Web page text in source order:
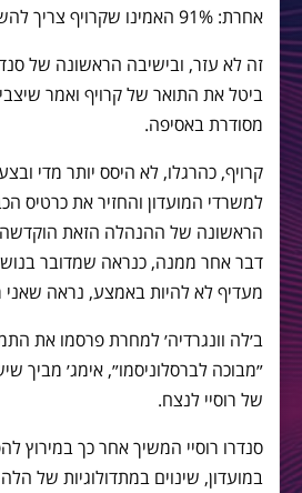
אחרת: 91% האמינו שקרויף צריך להשאר נשיא הכבוד.
זה לא עזר, ובישיבה הראשונה של
ביטל את התואר של קרויף ואמר
מסודרת באסיפה.
קרויף, כהרגלו, לא היסס יותר מדי
למשרדי המועדון והחזיר את כרטיס
הראשונה של ההנהלה הזאת הוקדשה
דבר אחר ממנה, כנראה שמדובר
מעדיף לא להיות באמצע, נראה שאני
ב׳לה וונגרדיה׳ למחרת פרסמו את
״מבוכה לברסלוניסמו״, אימג׳ מביך
של רוסיי לנצח.
סנדרו רוסיי המשיך אחר כך במירוץ
במועדון, שינוים במתדולוגיות של